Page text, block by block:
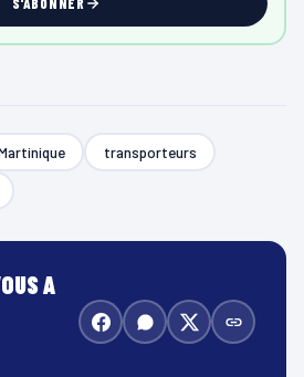
transporteurs
A